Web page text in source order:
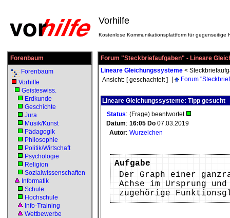
Vorhilfe
Kostenlose Kommunikationsplattform für gegenseitige
Forenbaum
Forenbaum
Vorhilfe
Geisteswiss.
Erdkunde
Geschichte
Jura
Musik/Kunst
Pädagogik
Philosophie
Politik/Wirtschaft
Psychologie
Religion
Sozialwissenschaften
Informatik
Schule
Hochschule
Info-Training
Wettbewerbe
Forum "Steckbriefaufgaben" - Lineare
Lineare Gleichungssysteme <
Ansicht: [ geschachtelt ] Forum
Lineare Gleichungssysteme: Tipp gesucht
Status: (Frage) beantwortet
Datum: 16:05 Do 07.03.2019
Autor: Wurzelchen
Aufgabe
Der Graph einer
Achse im Ursprung
zugehörige